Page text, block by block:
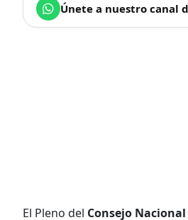
Únete a nuestro canal
El Pleno del Consejo